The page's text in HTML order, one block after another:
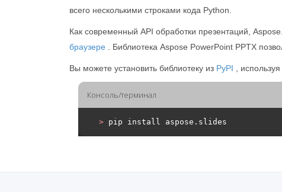
всего несколькими строками кода Python.
Как современный API обработки презентаций,
браузере . Библиотека Aspose PowerPoint PPTX
Вы можете установить библиотеку из PyPI ,
Консоль/терминал
> pip install aspose.slides